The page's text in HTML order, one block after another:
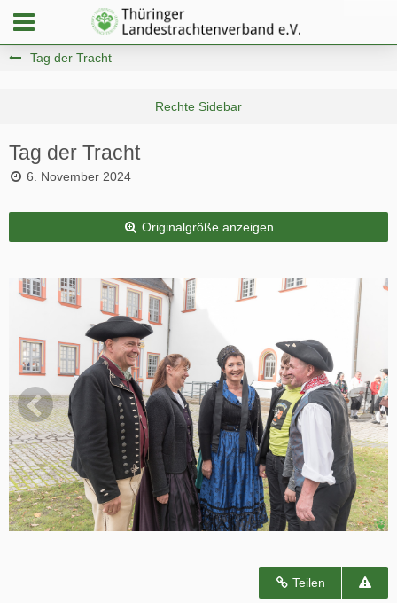
Tag der Tracht
Tag der Tracht
6. November 2024
Originalgröße anzeigen
Teilen